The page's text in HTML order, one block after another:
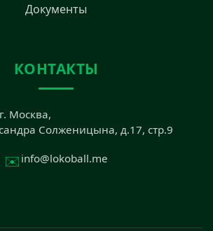
Документы
КОНТАКТЫ
Москва,
Солженицына, д.17, стр.9
✉️ info@lokoball.me